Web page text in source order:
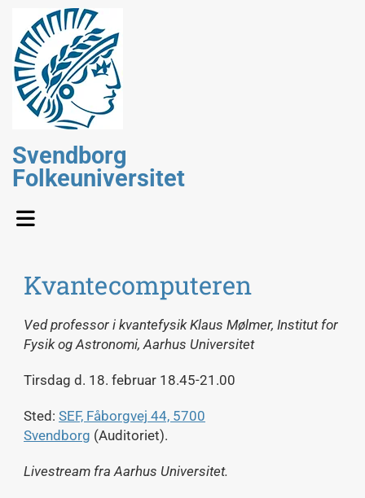
Svendborg
Folkeuniversitet
Kvantecomputeren
Ved professor i kvantefysik Klaus Mølmer, Institut for
Fysik og Astronomi, Aarhus Universitet
Tirsdag d. 18. februar 18.45-21.00
Sted: SEF, Fåborgvej 44, 5700
Svendborg (Auditoriet).
Livestream fra Aarhus Universitet.